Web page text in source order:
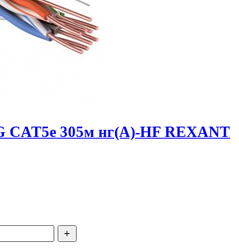
CAT5e 305м нг(А)-HF REXANT